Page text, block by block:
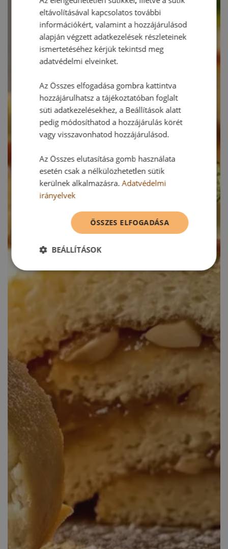
eltávolításával kapcsolatos további
információkért, valamint a hozzájárulásod
alapján végzett adatkezelések részleteinek
ismertetéséhez kérjük tekintsd meg
adatvédelmi elveinket.
Az Összes elfogadása gombra kattintva
hozzájárulhatsz a tájékoztatóban foglalt
süti adatkezelésekhez, a Beállítások alatt
pedig módosíthatod a hozzájárulás körét
vagy visszavonhatod hozzájárulásod.
Az Összes elutasítása gomb használata
esetén csak a nélkülözhetetlen sütik
kerülnek alkalmazásra.Adatvédelmi
irányelvek
ÖSSZES ELFOGADÁSA
BEÁLLÍTÁSOK